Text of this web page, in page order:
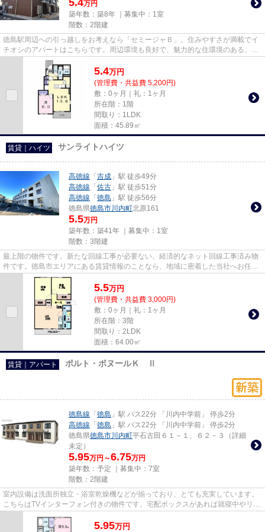
万円
築年数：築8年 ｜募集中： 1室
階数：2階建
徳島駅周辺への引っ越しをお考えなら「セミージャＢ」。住みやすさが満載でイ
チオシのアパートはこちらです。周辺環境も良好で、魅力的な住環境のある、平
成29年築の物件です。築8年の...
5.4万円
(管理費・共益費 5,200円)
敷：0ヶ月｜礼：1ヶ月
所在階：1階
間取り：1LDK
面積：45.89㎡
賃貸｜ハイツ サンライトハイツ
高徳線 「 吉成 」駅 徒歩49分
高徳線 「 佐古 」駅 徒歩51分
高徳線 「 徳島 」駅 徒歩56分
徳島県徳島市川内町北原161
5.5万円
築年数：築41年 ｜募集中： 1室
階数：3階建
最上階の物件です。新たな回線工事が必要ない、経済的なネット回線工事済み物
件です。徳島市エリアにある賃貸情報のことなら、地域に密着した当社へお任せ
下さい。当社は、多種多様な...
5.5万円
(管理費・共益費 3,000円)
敷：0ヶ月｜礼：1ヶ月
所在階：3階
間取り：2LDK
面積：64.00㎡
賃貸｜アパート ポルト・ボヌールＫ Ⅱ
徳島線 「 徳島 」駅 バス22分 「川内中学前」 停歩2分
高徳線 「 徳島 」駅 バス22分 「川内中学前」 停歩2分
徳島県徳島市川内町平石古田６１－１、６２－３（詳細
未定）
5.95万円～6.75万円
築年数：予定 ｜募集中： 7室
階数：2階建
室内設備は洗面所独立・浴室乾燥機などが揃っており、とても充実しています。
こちらはTVインターフォン付きの物件です。宅配ボックスがあれば就寝中やリモ
5.95万円